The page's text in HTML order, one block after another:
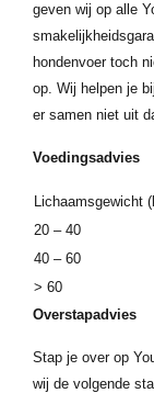
geven wij op alle
hondenvoer toch
op. Wij helpen je
er samen niet uit
Voedingsadvies
Lichaamsgewicht
20 – 40
40 – 60
> 60
Overstapadvies
Stap je over op
wij de volgende